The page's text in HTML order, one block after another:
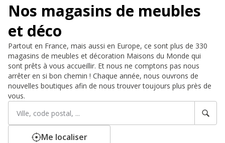
Nos magasins de meubles
et déco
Partout en France, mais aussi en Europe, ce sont plus de 330
magasins de meubles et décoration Maisons du Monde qui
sont prêts à vous accueillir. Et nous ne comptons pas nous
arrêter en si bon chemin ! Chaque année, nous ouvrons de
nouvelles boutiques afin de nous trouver toujours plus près de
vous.
Rechercher
établissement
Veuillez
renseigner
adresse
Me localiser